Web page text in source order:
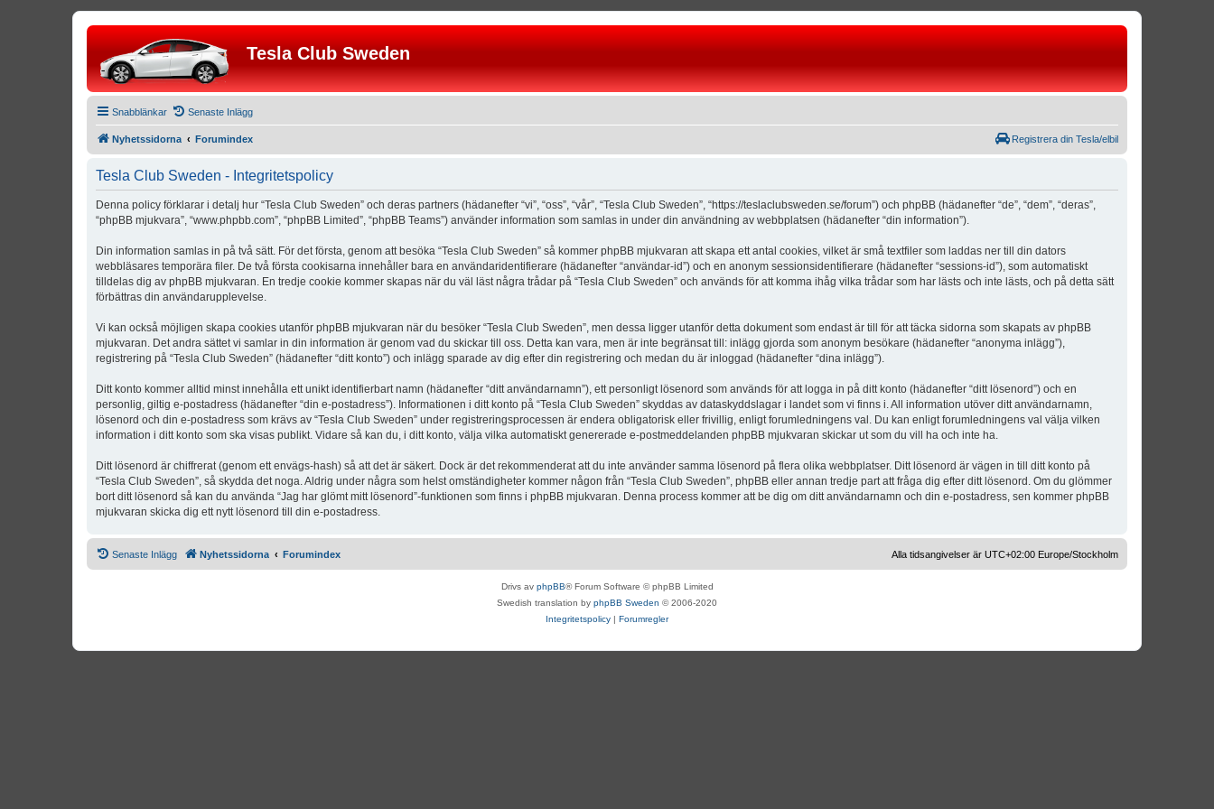
Tesla Club Sweden
Snabblänkar Senaste Inlägg
Nyhetssidorna Forumindex Registrera din Tesla/elbil
Tesla Club Sweden - Integritetspolicy
Denna policy förklarar i detalj hur “Tesla Club Sweden” och deras partners (hädanefter “vi”, “oss”, “vår”, “Tesla Club Sweden”, “https://teslaclubsweden.se/forum”) och phpBB (hädanefter “de”, “dem”, “deras”,
“phpBB mjukvara”, “www.phpbb.com”, “phpBB Limited”, “phpBB Teams”) använder information som samlas in under din användning av webbplatsen (hädanefter “din information”).
Din information samlas in på två sätt. För det första, genom att besöka “Tesla Club Sweden” så kommer phpBB mjukvaran att skapa ett antal cookies, vilket är små textfiler som laddas ner till din dators
webbläsares temporära filer. De två första cookisarna innehåller bara en användaridentifierare (hädanefter “användar-id”) och en anonym sessionsidentifierare (hädanefter “sessions-id”), som automatiskt
tilldelas dig av phpBB mjukvaran. En tredje cookie kommer skapas när du väl läst några trådar på “Tesla Club Sweden” och används för att komma ihåg vilka trådar som har lästs och inte lästs, och på detta sätt
förbättras din användarupplevelse.
Vi kan också möjligen skapa cookies utanför phpBB mjukvaran när du besöker “Tesla Club Sweden”, men dessa ligger utanför detta dokument som endast är till för att täcka sidorna som skapats av phpBB
mjukvaran. Det andra sättet vi samlar in din information är genom vad du skickar till oss. Detta kan vara, men är inte begränsat till: inlägg gjorda som anonym besökare (hädanefter “anonyma inlägg”),
registrering på “Tesla Club Sweden” (hädanefter “ditt konto”) och inlägg sparade av dig efter din registrering och medan du är inloggad (hädanefter “dina inlägg”).
Ditt konto kommer alltid minst innehålla ett unikt identifierbart namn (hädanefter “ditt användarnamn”), ett personligt lösenord som används för att logga in på ditt konto (hädanefter “ditt lösenord”) och en
personlig, giltig e-postadress (hädanefter “din e-postadress”). Informationen i ditt konto på “Tesla Club Sweden” skyddas av dataskyddslagar i landet som vi finns i. All information utöver ditt användarnamn,
lösenord och din e-postadress som krävs av “Tesla Club Sweden” under registreringsprocessen är endera obligatorisk eller frivillig, enligt forumledningens val. Du kan enligt forumledningens val välja vilken
information i ditt konto som ska visas publikt. Vidare så kan du, i ditt konto, välja vilka automatiskt genererade e-postmeddelanden phpBB mjukvaran skickar ut som du vill ha och inte ha.
Ditt lösenord är chiffrerat (genom ett envägs-hash) så att det är säkert. Dock är det rekommenderat att du inte använder samma lösenord på flera olika webbplatser. Ditt lösenord är vägen in till ditt konto på
“Tesla Club Sweden”, så skydda det noga. Aldrig under några som helst omständigheter kommer någon från “Tesla Club Sweden”, phpBB eller annan tredje part att fråga dig efter ditt lösenord. Om du glömmer
bort ditt lösenord så kan du använda “Jag har glömt mitt lösenord”-funktionen som finns i phpBB mjukvaran. Denna process kommer att be dig om ditt användarnamn och din e-postadress, sen kommer phpBB
mjukvaran skicka dig ett nytt lösenord till din e-postadress.
Senaste Inlägg Nyhetssidorna Forumindex Alla tidsangivelser är UTC+02:00 Europe/Stockholm
Drivs av phpBB® Forum Software © phpBB Limited
Swedish translation by phpBB Sweden © 2006-2020
Integritetspolicy | Forumregler